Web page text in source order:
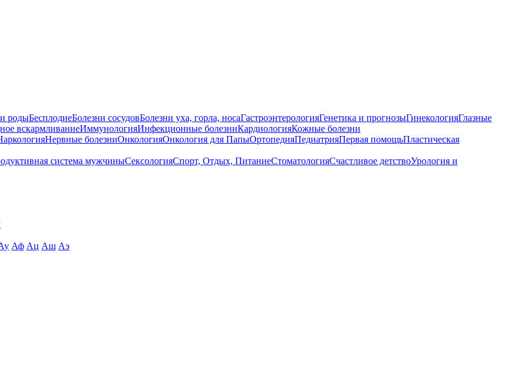
родыБесплодиеБолезни сосудовБолезни уха, горла, носаГастроэнтерологияГенетика и прогнозыГинекологияГлазные
вскармливаниеИммунологияИнфекционные болезниКардиологияКожные болезни
Нервные болезниОнкологияОнкология для ПапыОртопедияПедиатрияПервая помощьПластическая
система мужчиныСексологияСпорт, Отдых, ПитаниеСтоматологияСчастливое детствоУрология и
Аф Ац Аш Аэ